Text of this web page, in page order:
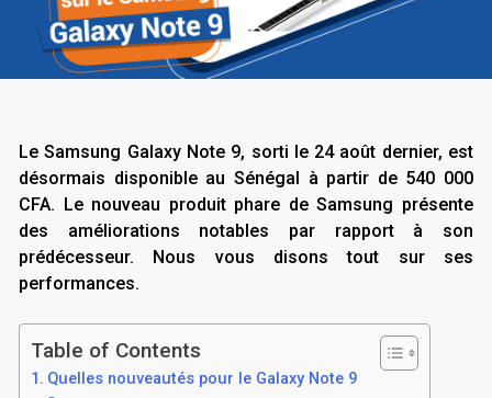
Le Samsung Galaxy Note 9, sorti le 24 août dernier, est
désormais disponible au Sénégal à partir de 540 000
CFA. Le nouveau produit phare de Samsung présente
des améliorations notables par rapport à son
prédécesseur. Nous vous disons tout sur ses
performances.
Table of Contents
Quelles nouveautés pour le Galaxy Note 9